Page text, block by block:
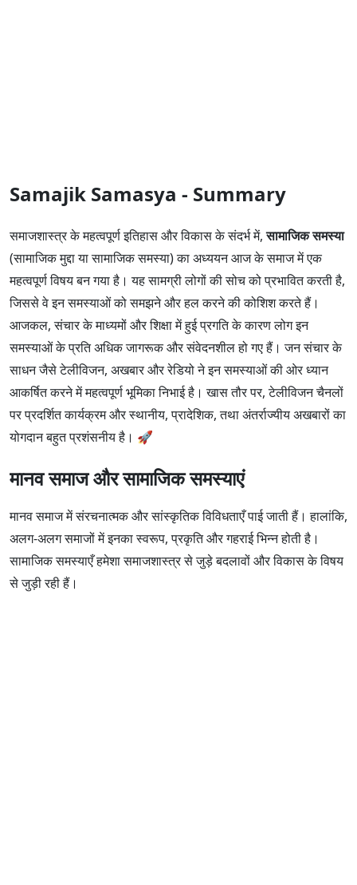
Samajik Samasya - Summary
समाजशास्त्र के महत्वपूर्ण इतिहास और विकास के संदर्भ में,सामाजिक समस्या
(सामाजिक मुद्दा या सामाजिक समस्या) का अध्ययन आज के समाज में एक
महत्वपूर्ण विषय बन गया है। यह सामग्री लोगों की सोच को प्रभावित करती है,
जिससे वे इन समस्याओं को समझने और हल करने की कोशिश करते हैं।
आजकल, संचार के माध्यमों और शिक्षा में हुई प्रगति के कारण लोग इन
समस्याओं के प्रति अधिक जागरूक और संवेदनशील हो गए हैं। जन संचार के
साधन जैसे टेलीविजन, अखबार और रेडियो ने इन समस्याओं की ओर ध्यान
आकर्षित करने में महत्वपूर्ण भूमिका निभाई है। खास तौर पर, टेलीविजन चैनलों
पर प्रदर्शित कार्यक्रम और स्थानीय, प्रादेशिक, तथा अंतर्राज्यीय अखबारों का
योगदान बहुत प्रशंसनीय है। 🚀
मानव समाज और सामाजिक समस्याएं
मानव समाज में संरचनात्मक और सांस्कृतिक विविधताएँ पाई जाती हैं। हालांकि,
अलग-अलग समाजों में इनका स्वरूप, प्रकृति और गहराई भिन्न होती है।
सामाजिक समस्याएँ हमेशा समाजशास्त्र से जुड़े बदलावों और विकास के विषय
से जुड़ी रही हैं।